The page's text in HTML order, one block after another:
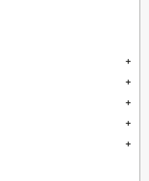
add
add
add
add
add